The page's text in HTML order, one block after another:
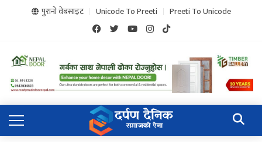
पुरानो वेबसाइट Unicode To Preeti Preeti To Unicode